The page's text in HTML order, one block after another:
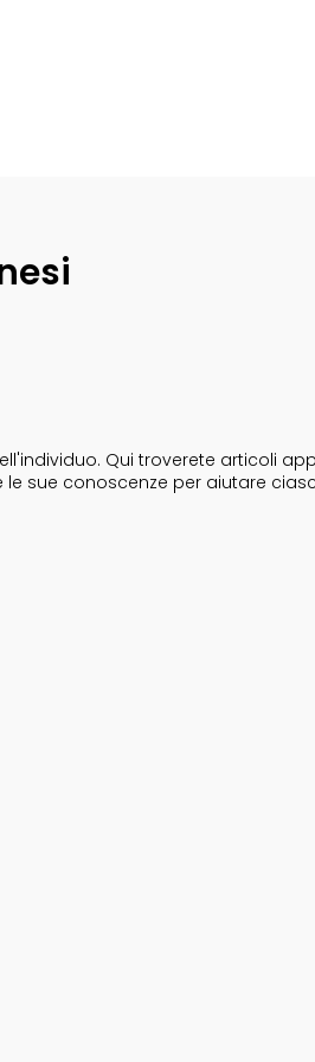
Qui troverete articoli
sue conoscenze per aiutare